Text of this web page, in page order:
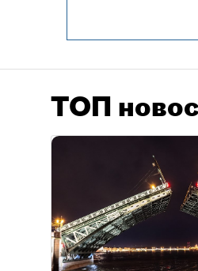
ТОП